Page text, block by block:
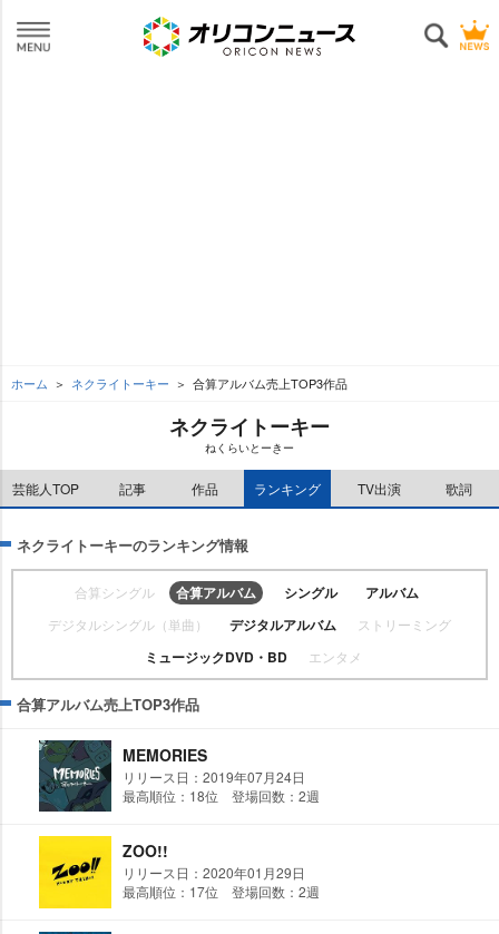
ホーム ネクライトーキー 合算アルバム売上TOP3作品
ネクライトーキー
ねくらいとーきー
芸能人TOP 記事 作品 ランキング TV出演 歌詞
ネクライトーキーのランキング情報
合算シングル 合算アルバム シングル アルバム
デジタルシングル（単曲） デジタルアルバム ストリーミング
ミュージックDVD・BD エンタメ
合算アルバム売上TOP3作品
MEMORIES
リリース日：2019年07月24日
最高順位：18位 登場回数：2週
ZOO!!
リリース日：2020年01月29日
最高順位：17位 登場回数：2週